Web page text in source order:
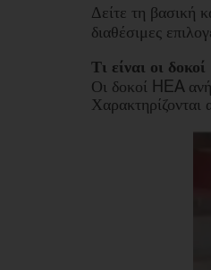
Δείτε τη βασική
διαθέσιμες
Τι είναι οι
Οι δοκοί HEA